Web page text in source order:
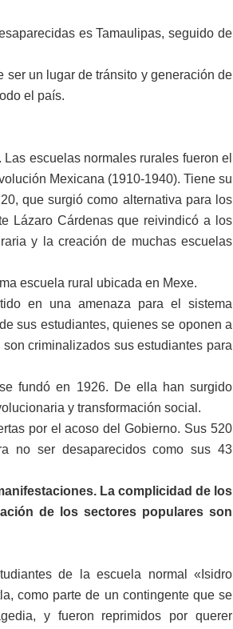
es Tamaulipas, seguido de
un lugar de tránsito y generación de
el país.
escuelas normales rurales fueron el
Mexicana (1910-1940). Tiene su
que surgió como alternativa para los
Lázaro Cárdenas que reivindicó a los
y la creación de muchas escuelas
escuela rural ubicada en Mexe.
en una amenaza para el sistema
sus estudiantes, quienes se oponen a
criminalizados sus estudiantes para
fundó en 1926. De ella han surgido
y transformación social.
por el acoso del Gobierno. Sus 520
no ser desaparecidos como sus 43
La complicidad de los
de los sectores populares son
de la escuela normal «Isidro
como parte de un contingente que se
y fueron reprimidos por querer